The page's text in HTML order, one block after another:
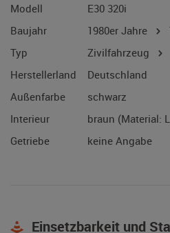
Modell
E30 320i
Baujahr
1980er Jahre
Typ
Zivilfahrzeug
Herstellerland
Deutschland
Außenfarbe
schwarz
Interieur
braun (Material:
Getriebe
keine Angabe
Einsetzbarkeit und